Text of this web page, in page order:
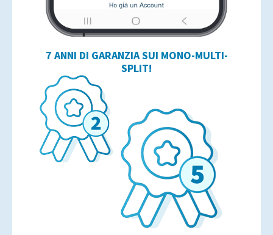
7 ANNI DI GARANZIA SUI MONO-MULTI-
SPLIT!